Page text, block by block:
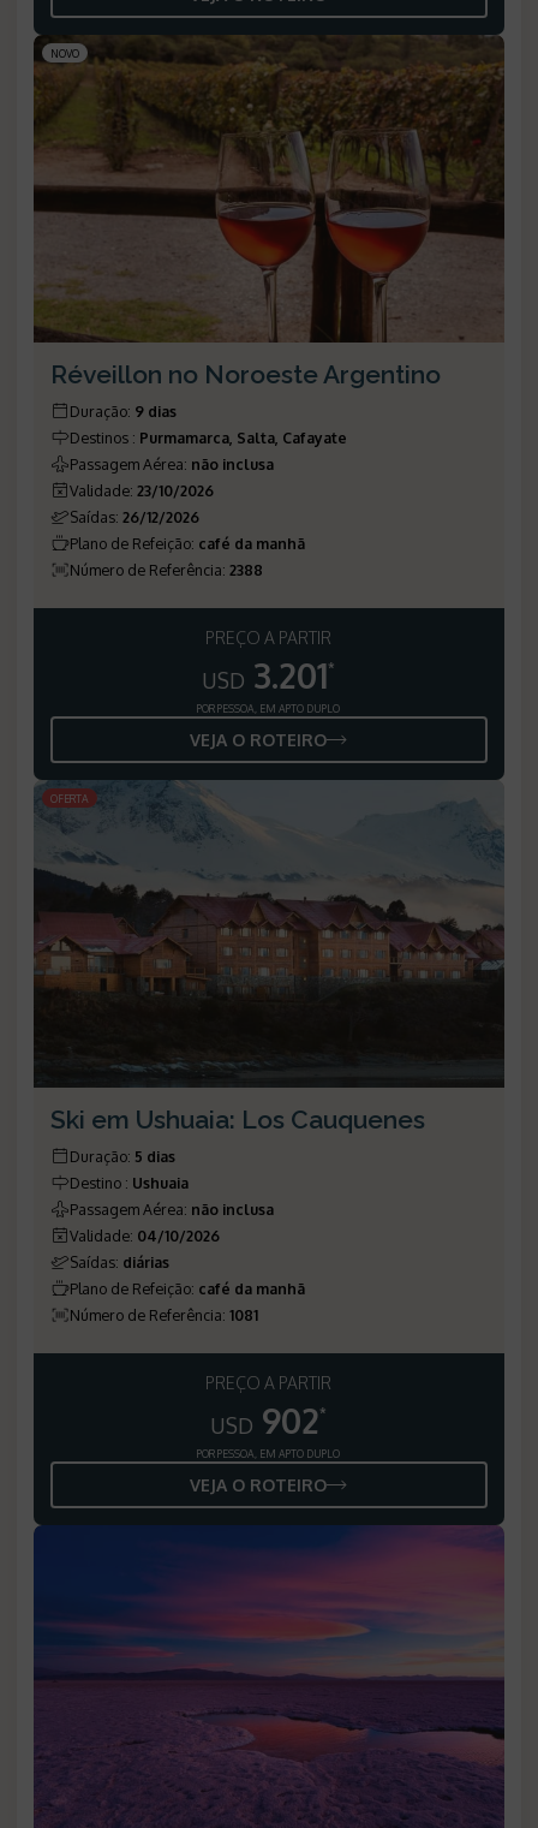
NOVO
Réveillon no Noroeste Argentino
Duração: 9 dias
Destinos : Purmamarca, Salta, Cafayate
Passagem Aérea: não inclusa
Validade: 23/10/2026
Saídas: 26/12/2026
Plano de Refeição: café da manhã
Número de Referência: 2388
PREÇO A PARTIR
USD 3.201*
POR PESSOA, EM APTO DUPLO
VEJA O ROTEIRO
OFERTA
Ski em Ushuaia: Los Cauquenes
Duração: 5 dias
Destino : Ushuaia
Passagem Aérea: não inclusa
Validade: 04/10/2026
Saídas: diárias
Plano de Refeição: café da manhã
Número de Referência: 1081
PREÇO A PARTIR
USD 902*
POR PESSOA, EM APTO DUPLO
VEJA O ROTEIRO